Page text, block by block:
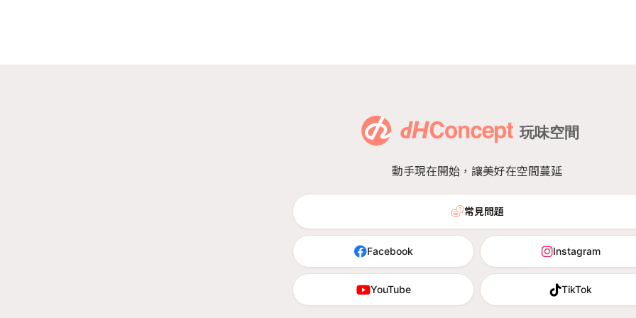
動手現在開始，讓美好在空間蔓延
常見問題
Facebook Instagram
YouTube TikTok